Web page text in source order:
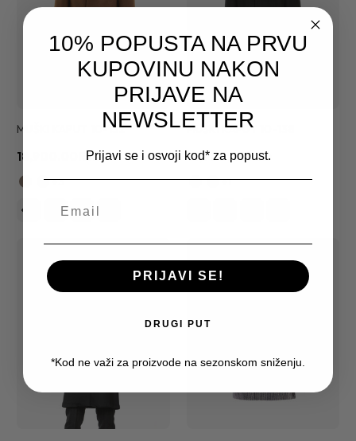
MUŠKI KAPUT 10-132
18,900.00RSD
+3
MUŠKI KAPUT 10-138
18,900.00RSD
+1
10% POPUSTA NA PRVU
KUPOVINU NAKON
PRIJAVE NA
NEWSLETTER
Prijavi se i osvoji kod* za popust.
PRIJAVI SE!
DRUGI PUT
*Kod ne važi za proizvode na sezonskom sniženju.